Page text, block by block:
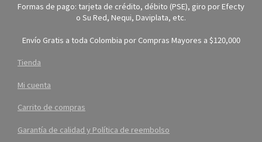
Formas de pago: tarjeta de crédito, débito (PSE), giro por Efecty
o Su Red, Nequi, Daviplata, etc.
Envío Gratis a toda Colombia por Compras Mayores a $120,000
Tienda
Mi cuenta
Carrito de compras
Garantía de calidad y Política de reembolso